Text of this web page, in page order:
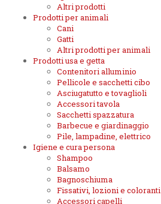
Altri prodotti
Prodotti per animali
Cani
Gatti
Altri prodotti per animali
Prodotti usa e getta
Contenitori alluminio
Pellicole e sacchetti cibo
Asciugatutto e tovaglioli
Accessori tavola
Sacchetti spazzatura
Barbecue e giardinaggio
Pile, lampadine, elettrico
Igiene e cura persona
Shampoo
Balsamo
Bagnoschiuma
Fissativi, lozioni e coloranti
Accessori capelli